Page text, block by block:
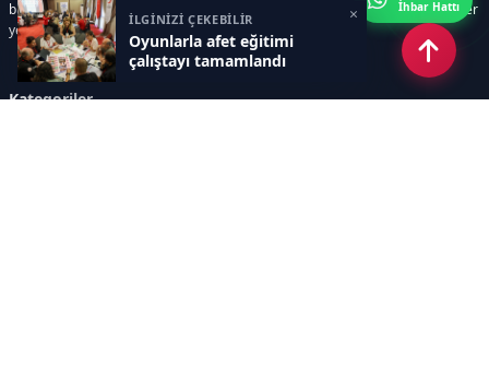
İLGİNİZİ ÇEKEBİLİR
Oyunlarla afet eğitimi
çalıştayı tamamlandı
×
bilim ve teknoloji alanındaki yenilikler ile öğrenci yaşamına dair güncel bilgiler
yer alır.
Kategoriler
İhbar Hattı